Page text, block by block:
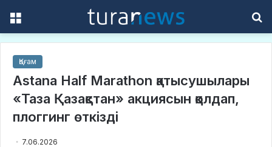
Қоғам
Astana Half Marathon қатысушылары
«Таза Қазақстан» акциясын қолдап,
плоггинг өткізді
7.06.2026